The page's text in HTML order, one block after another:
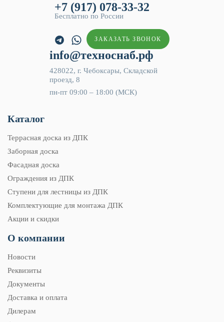
+7 (917) 078-33-32
Бесплатно по России
ЗАКАЗАТЬ ЗВОНОК
info@техноснаб.рф
428022, г. Чебоксары, Складской
проезд, 8
пн-пт 09:00 – 18:00 (МСК)
Каталог
Террасная доска из ДПК
Заборная доска
Фасадная доска
Ограждения из ДПК
Ступени для лестницы из ДПК
Комплектующие для монтажа ДПК
Акции и скидки
О компании
Новости
Реквизиты
Документы
Доставка и оплата
Дилерам